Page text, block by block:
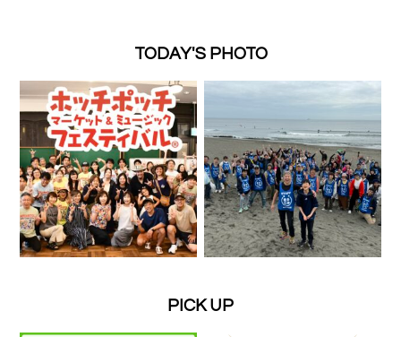
TODAY'S PHOTO
PICK UP